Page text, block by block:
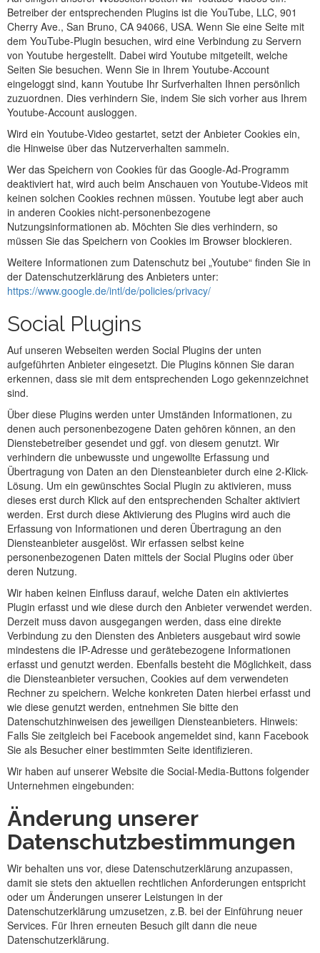
Betreiber der entsprechenden Plugins ist die YouTube, LLC, 901
Cherry Ave., San Bruno, CA 94066, USA. Wenn Sie eine Seite mit
dem YouTube-Plugin besuchen, wird eine Verbindung zu Servern
von Youtube hergestellt. Dabei wird Youtube mitgeteilt, welche
Seiten Sie besuchen. Wenn Sie in Ihrem Youtube-Account
eingeloggt sind, kann Youtube Ihr Surfverhalten Ihnen persönlich
zuzuordnen. Dies verhindern Sie, indem Sie sich vorher aus Ihrem
Youtube-Account ausloggen.
Wird ein Youtube-Video gestartet, setzt der Anbieter Cookies ein,
die Hinweise über das Nutzerverhalten sammeln.
Wer das Speichern von Cookies für das Google-Ad-Programm
deaktiviert hat, wird auch beim Anschauen von Youtube-Videos mit
keinen solchen Cookies rechnen müssen. Youtube legt aber auch
in anderen Cookies nicht-personenbezogene
Nutzungsinformationen ab. Möchten Sie dies verhindern, so
müssen Sie das Speichern von Cookies im Browser blockieren.
Weitere Informationen zum Datenschutz bei „Youtube“ finden Sie in
der Datenschutzerklärung des Anbieters unter:
https://www.google.de/intl/de/policies/privacy/
Social Plugins
Auf unseren Webseiten werden Social Plugins der unten
aufgeführten Anbieter eingesetzt. Die Plugins können Sie daran
erkennen, dass sie mit dem entsprechenden Logo gekennzeichnet
sind.
Über diese Plugins werden unter Umständen Informationen, zu
denen auch personenbezogene Daten gehören können, an den
Dienstebetreiber gesendet und ggf. von diesem genutzt. Wir
verhindern die unbewusste und ungewollte Erfassung und
Übertragung von Daten an den Diensteanbieter durch eine 2-Klick-
Lösung. Um ein gewünschtes Social Plugin zu aktivieren, muss
dieses erst durch Klick auf den entsprechenden Schalter aktiviert
werden. Erst durch diese Aktivierung des Plugins wird auch die
Erfassung von Informationen und deren Übertragung an den
Diensteanbieter ausgelöst. Wir erfassen selbst keine
personenbezogenen Daten mittels der Social Plugins oder über
deren Nutzung.
Wir haben keinen Einfluss darauf, welche Daten ein aktiviertes
Plugin erfasst und wie diese durch den Anbieter verwendet werden.
Derzeit muss davon ausgegangen werden, dass eine direkte
Verbindung zu den Diensten des Anbieters ausgebaut wird sowie
mindestens die IP-Adresse und gerätebezogene Informationen
erfasst und genutzt werden. Ebenfalls besteht die Möglichkeit, dass
die Diensteanbieter versuchen, Cookies auf dem verwendeten
Rechner zu speichern. Welche konkreten Daten hierbei erfasst und
wie diese genutzt werden, entnehmen Sie bitte den
Datenschutzhinweisen des jeweiligen Diensteanbieters. Hinweis:
Falls Sie zeitgleich bei Facebook angemeldet sind, kann Facebook
Sie als Besucher einer bestimmten Seite identifizieren.
Wir haben auf unserer Website die Social-Media-Buttons folgender
Unternehmen eingebunden:
Änderung unserer
Datenschutzbestimmungen
Wir behalten uns vor, diese Datenschutzerklärung anzupassen,
damit sie stets den aktuellen rechtlichen Anforderungen entspricht
oder um Änderungen unserer Leistungen in der
Datenschutzerklärung umzusetzen, z.B. bei der Einführung neuer
Services. Für Ihren erneuten Besuch gilt dann die neue
Datenschutzerklärung.